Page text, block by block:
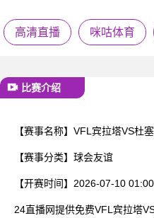
高清直播 咪咕体育
比赛介绍
【赛事名称】 VFL宾拉塔VS杜
【赛事分类】 球会友谊
【开赛时间】 2026-07-10 01:00
24直播网提供免费VFL宾拉塔